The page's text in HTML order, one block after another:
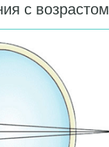
с возрастом